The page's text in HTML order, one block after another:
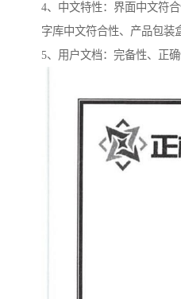
4、中文特性：界面中文符
字库中文符合性、产品包装
5、用户文档：完备性、正